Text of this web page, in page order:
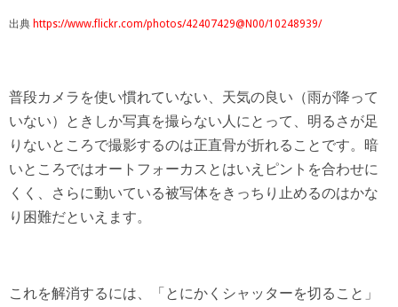
出典 https://www.flickr.com/photos/42407429@N00/10248939/
普段カメラを使い慣れていない、天気の良い（雨が降って
いない）ときしか写真を撮らない人にとって、明るさが足
りないところで撮影するのは正直骨が折れることです。暗
いところではオートフォーカスとはいえピントを合わせに
くく、さらに動いている被写体をきっちり止めるのはかな
り困難だといえます。
これを解消するには、「とにかくシャッターを切ること」